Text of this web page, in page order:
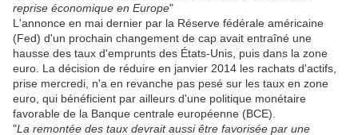
reprise économique en Europe"
L'annonce en mai dernier par la Réserve fédérale américaine
(Fed) d'un prochain changement de cap avait entraîné une
hausse des taux d'emprunts des États-Unis, puis dans la zone
euro. La décision de réduire en janvier 2014 les rachats d'actifs,
prise mercredi, n'a en revanche pas pesé sur les taux en zone
euro, qui bénéficient par ailleurs d'une politique monétaire
favorable de la Banque centrale européenne (BCE).
"La remontée des taux devrait aussi être favorisée par une